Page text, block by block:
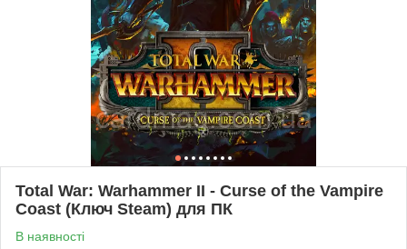
Total War: Warhammer II - Curse of the Vampire
Coast (Ключ Steam) для ПК
В наявності